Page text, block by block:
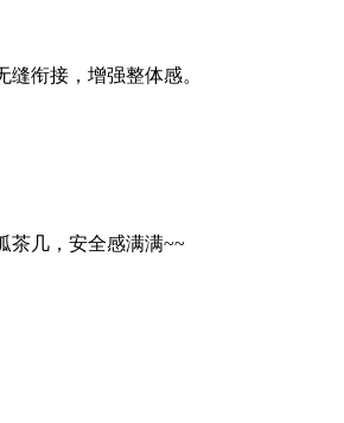
衔接，增强整体感。
茶几，安全感满满~~